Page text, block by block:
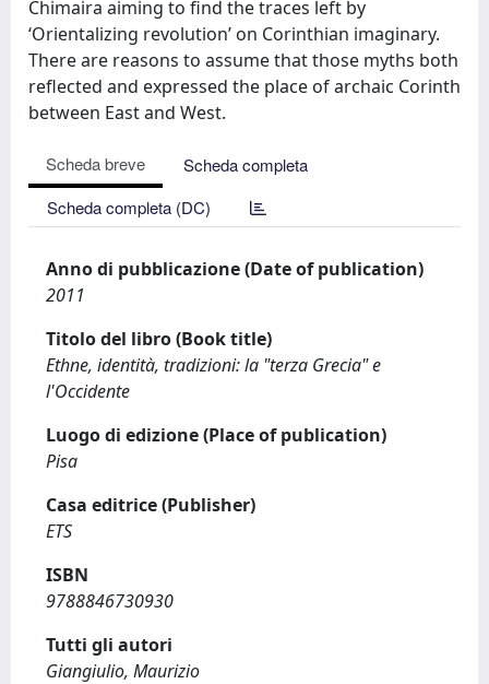
Chimaira aiming to find the traces left by
‘Orientalizing revolution’ on Corinthian imaginary.
There are reasons to assume that those myths both
reflected and expressed the place of archaic Corinth
between East and West.
Scheda breve
Scheda completa
Scheda completa (DC)
Anno di pubblicazione (Date of publication)
2011
Titolo del libro (Book title)
Ethne, identità, tradizioni: la "terza Grecia" e
l'Occidente
Luogo di edizione (Place of publication)
Pisa
Casa editrice (Publisher)
ETS
ISBN
9788846730930
Tutti gli autori
Giangiulio, Maurizio